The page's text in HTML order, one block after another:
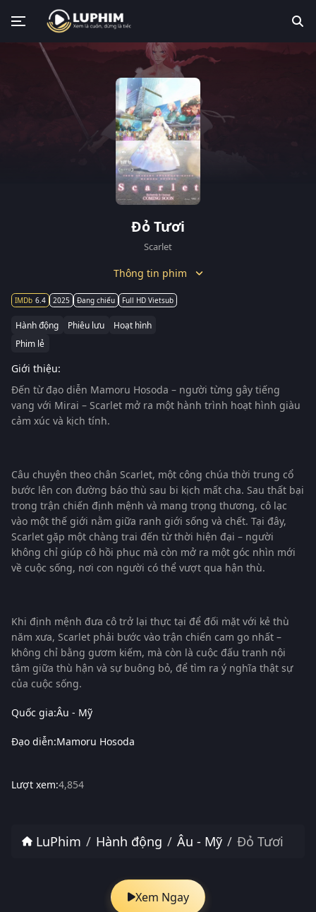
Đỏ Tươi
Scarlet
Thông tin phim
6.4 2025 Đang chiếu Full HD Vietsub
Hành động Phiêu lưu
Hoạt hình
Phim lẻ
Giới thiệu:
Đến từ đạo diễn Mamoru Hosoda – người từng gây tiếng
vang với Mirai – Scarlet mở ra một hành trình hoạt hình giàu
cảm xúc và kịch tính.
Câu chuyện theo chân Scarlet, một công chúa thời trung cổ
bước lên con đường báo thù sau bi kịch mất cha. Sau thất bại
trong trận chiến định mệnh và mang trọng thương, cô lạc
vào một thế giới nằm giữa ranh giới sống và chết. Tại đây,
Scarlet gặp một chàng trai đến từ thời hiện đại – người
không chỉ giúp cô hồi phục mà còn mở ra một góc nhìn mới
về cuộc sống, nơi con người có thể vượt qua hận thù.
Khi định mệnh đưa cô trở lại thực tại để đối mặt với kẻ thù
năm xưa, Scarlet phải bước vào trận chiến cam go nhất –
không chỉ bằng gươm kiếm, mà còn là cuộc đấu tranh nội
tâm giữa thù hận và sự buông bỏ, để tìm ra ý nghĩa thật sự
của cuộc sống.
Quốc gia:Âu - Mỹ
Đạo diễn:Mamoru Hosoda
Lượt xem:4,854
LuPhim Hành động Âu - Mỹ Đỏ Tươi
Xem Ngay